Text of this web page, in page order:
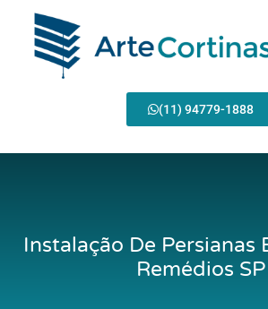
conteúdo
(11) 94779-1888
Instalação De Persianas
Remédios SP